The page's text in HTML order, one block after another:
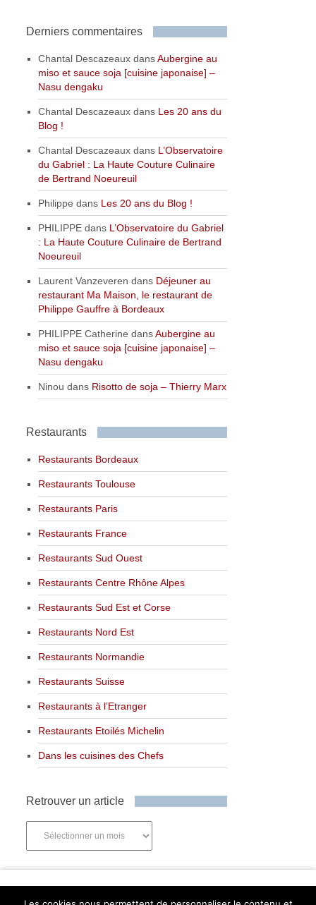
Derniers commentaires
Chantal Descazeaux dansAubergine au
miso et sauce soja [cuisine japonaise] –
Nasu dengaku
Chantal Descazeaux dans Les 20 ans du
Blog !
Chantal Descazeaux dans L’Observatoire
du Gabriel : La Haute Couture Culinaire
de Bertrand Noeureuil
Philippe dans Les 20 ans du Blog !
PHILIPPE dans L’Observatoire du Gabriel
: La Haute Couture Culinaire de Bertrand
Noeureuil
Laurent Vanzeveren dans Déjeuner au
restaurant Ma Maison, le restaurant de
Philippe Gauffre à Bordeaux
PHILIPPE Catherine dansAubergine au
miso et sauce soja [cuisine japonaise] –
Nasu dengaku
Ninou dans Risotto de soja – Thierry Marx
Restaurants
Restaurants Bordeaux
Restaurants Toulouse
Restaurants Paris
Restaurants France
Restaurants Sud Ouest
Restaurants Centre Rhône Alpes
Restaurants Sud Est et Corse
Restaurants Nord Est
Restaurants Normandie
Restaurants Suisse
Restaurants à l’Etranger
Restaurants Etoilés Michelin
Dans les cuisines des Chefs
Retrouver un article